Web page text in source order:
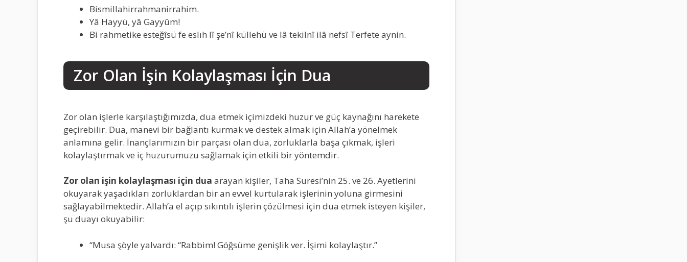
Bismillahirrahmanirrahim.
Yâ Hayyü, yâ Gayyûm!
Bi rahmetike esteğîsü fe eslıh lî şe’nî küllehü ve lâ tekilnî ilâ nefsî Terfete aynin.
Zor Olan İşin Kolaylaşması İçin Dua
Zor olan işlerle karşılaştığımızda, dua etmek içimizdeki huzur ve güç kaynağını harekete
geçirebilir. Dua, manevi bir bağlantı kurmak ve destek almak için Allah’a yönelmek
anlamına gelir. İnançlarımızın bir parçası olan dua, zorluklarla başa çıkmak, işleri
kolaylaştırmak ve iç huzurumuzu sağlamak için etkili bir yöntemdir.
Zor olan işin kolaylaşması için dua arayan kişiler, Taha Suresi’nin 25. ve 26. Ayetlerini
okuyarak yaşadıkları zorluklardan bir an evvel kurtularak işlerinin yoluna girmesini
sağlayabilmektedir. Allah’a el açıp sıkıntılı işlerin çözülmesi için dua etmek isteyen kişiler,
şu duayı okuyabilir:
“Musa şöyle yalvardı: “Rabbim! Göğsüme genişlik ver. İşimi kolaylaştır.”